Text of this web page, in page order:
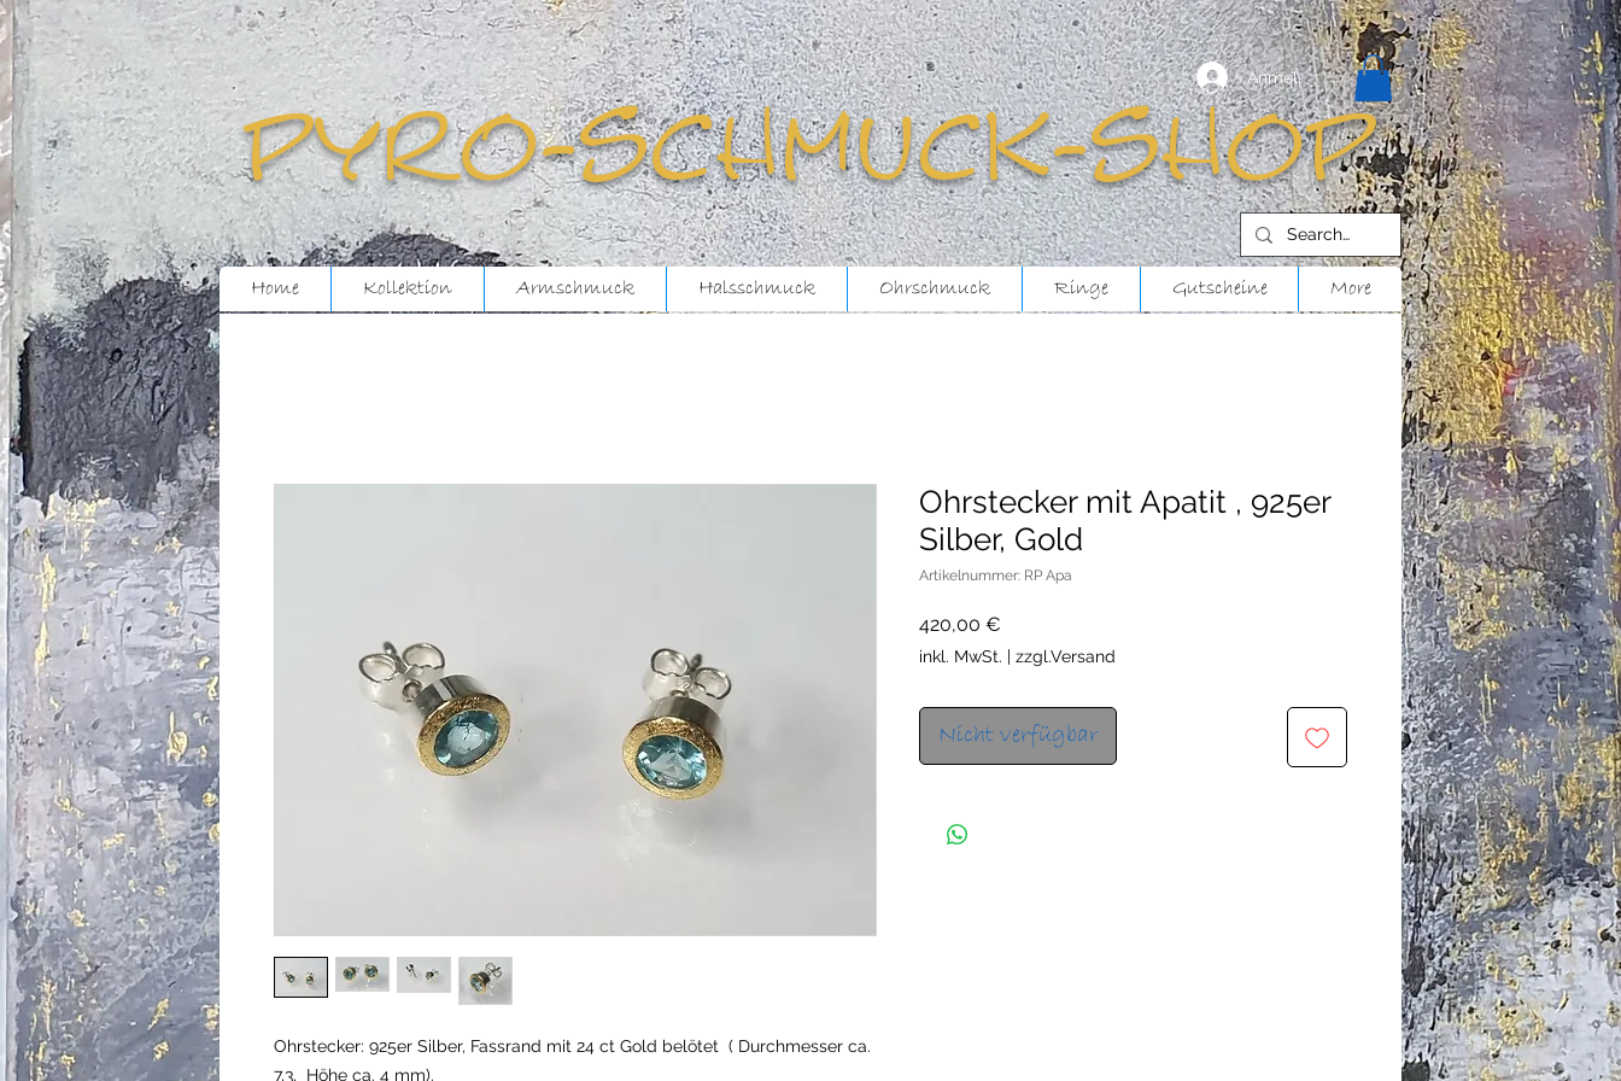
Anmelden
pyro-schmuck-shop
Home Kollektion Armschmuck Halsschmuck Ohrschmuck Ringe Gutscheine More
Ohrstecker: 925er Silber, Fassrand mit 24 ct Gold belötet ( Durchmesser ca.
7,3, Höhe ca. 4 mm).
Ohrstecker mit Apatit , 925er
Silber, Gold
Artikelnummer: RP Apa
420,00 €
inkl. MwSt. | zzgl.Versand
Nicht verfügbar